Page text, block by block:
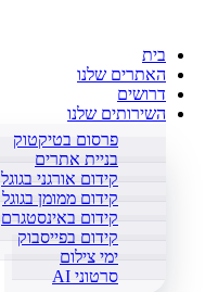
בית
האתרים שלנו
דרושים
השירותים שלנו
פרסום בטיקטוק
בניית אתרים
קידום אורגני בגוגל
קידום ממומן בגוגל
קידום באינסטגרם
קידום בפייסבוק
ימי צילום
סרטוני AI